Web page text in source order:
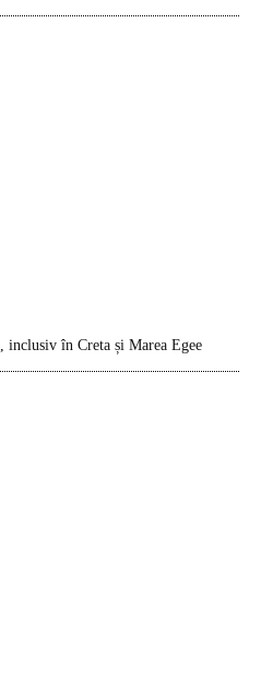
inclusiv în Creta și Marea Egee